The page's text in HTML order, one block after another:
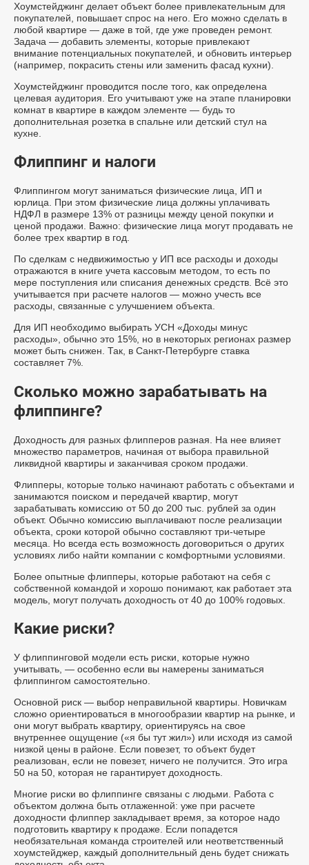
Хоумстейджинг делает объект более привлекательным для
покупателей, повышает спрос на него. Его можно сделать в
любой квартире — даже в той, где уже проведен ремонт.
Задача — добавить элементы, которые привлекают
внимание потенциальных покупателей, и обновить интерьер
(например, покрасить стены или заменить фасад кухни).
Хоумстейджинг проводится после того, как определена
целевая аудитория. Его учитывают уже на этапе планировки
комнат в квартире в каждом элементе — будь то
дополнительная розетка в спальне или детский стул на
кухне.
Флиппинг и налоги
Флиппингом могут заниматься физические лица, ИП и
юрлица. При этом физические лица должны уплачивать
НДФЛ в размере 13% от разницы между ценой покупки и
ценой продажи. Важно: физические лица могут продавать не
более трех квартир в год.
По сделкам с недвижимостью у ИП все расходы и доходы
отражаются в книге учета кассовым методом, то есть по
мере поступления или списания денежных средств. Всё это
учитывается при расчете налогов — можно учесть все
расходы, связанные с улучшением объекта.
Для ИП необходимо выбирать УСН «Доходы минус
расходы», обычно это 15%, но в некоторых регионах размер
может быть снижен. Так, в Санкт-Петербурге ставка
составляет 7%.
Сколько можно зарабатывать на
флиппинге?
Доходность для разных флипперов разная. На нее влияет
множество параметров, начиная от выбора правильной
ликвидной квартиры и заканчивая сроком продажи.
Флипперы, которые только начинают работать с объектами и
занимаются поиском и передачей квартир, могут
зарабатывать комиссию от 50 до 200 тыс. рублей за один
объект. Обычно комиссию выплачивают после реализации
объекта, сроки которой обычно составляют три-четыре
месяца. Но всегда есть возможность договориться о других
условиях либо найти компании с комфортными условиями.
Более опытные флипперы, которые работают на себя с
собственной командой и хорошо понимают, как работает эта
модель, могут получать доходность от 40 до 100% годовых.
Какие риски?
У флиппинговой модели есть риски, которые нужно
учитывать, — особенно если вы намерены заниматься
флиппингом самостоятельно.
Основной риск — выбор неправильной квартиры. Новичкам
сложно ориентироваться в многообразии квартир на рынке, и
они могут выбрать квартиру, ориентируясь на свое
внутреннее ощущение («я бы тут жил») или исходя из самой
низкой цены в районе. Если повезет, то объект будет
реализован, если не повезет, ничего не получится. Это игра
50 на 50, которая не гарантирует доходность.
Многие риски во флиппинге связаны с людьми. Работа с
объектом должна быть отлаженной: уже при расчете
доходности флиппер закладывает время, за которое надо
подготовить квартиру к продаже. Если попадется
необязательная команда строителей или неответственный
хоумстейджер, каждый дополнительный день будет снижать